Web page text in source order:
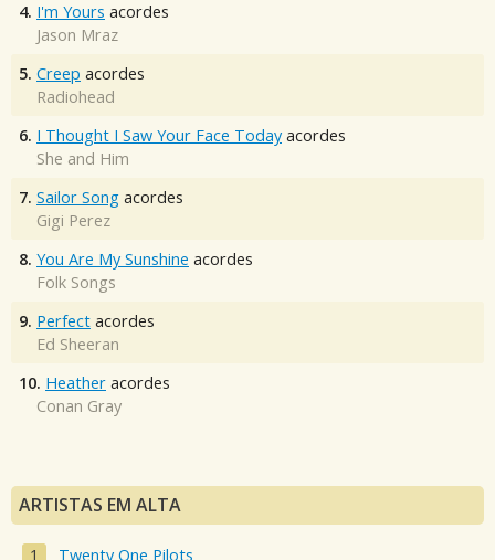
4. I'm Yours acordes
Jason Mraz
5. Creep acordes
Radiohead
6. I Thought I Saw Your Face Today acordes
She and Him
7. Sailor Song acordes
Gigi Perez
8. You Are My Sunshine acordes
Folk Songs
9. Perfect acordes
Ed Sheeran
10. Heather acordes
Conan Gray
ARTISTAS EM ALTA
Twenty One Pilots